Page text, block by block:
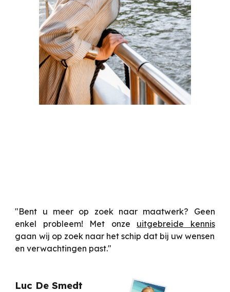
"Bent u meer op zoek naar maatwerk? Geen
enkel probleem! Met onze uitgebreide kennis
gaan wij op zoek naar het schip dat bij uw wensen
en verwachtingen past."
Luc De Smedt